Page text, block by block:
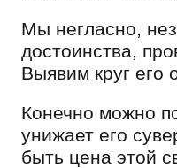
Мы негласно,
достоинства,
Выявим круг его
Конечно можно
унижает его
быть цена этой